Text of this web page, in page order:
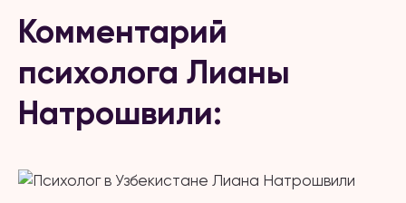
Комментарий
психолога Лианы
Натрошвили: